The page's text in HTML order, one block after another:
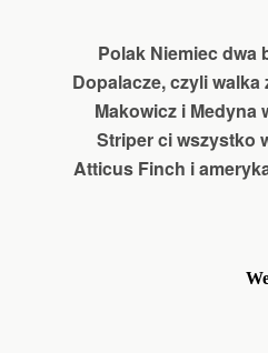
Polak Niemiec dwa
Dopalacze, czyli walka
Makowicz i Medyna
Striper ci wszystko
Atticus Finch i